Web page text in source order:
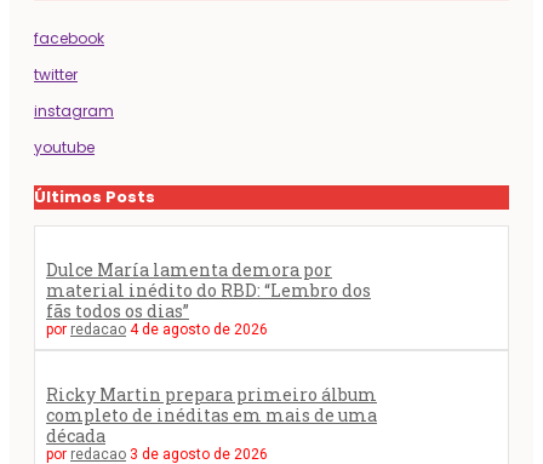
facebook
twitter
instagram
youtube
Últimos Posts
Dulce María lamenta demora por
material inédito do RBD: “Lembro dos
fãs todos os dias”
por redacao 4 de agosto de 2026
Ricky Martin prepara primeiro álbum
completo de inéditas em mais de uma
década
por redacao 3 de agosto de 2026